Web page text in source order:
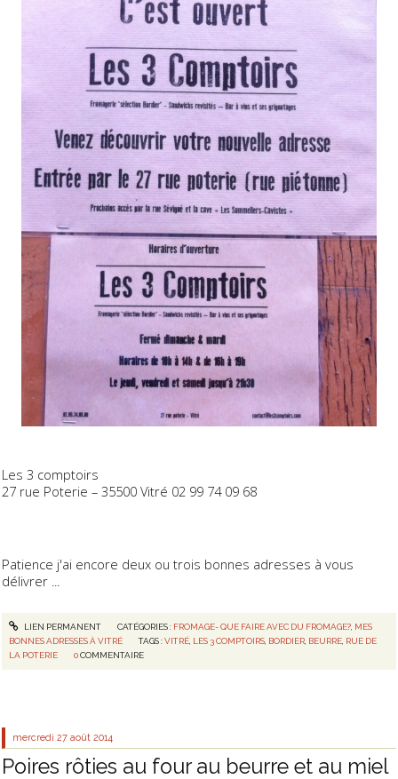
Les 3 comptoirs
27 rue Poterie – 35500 Vitré 02 99 74 09 68
Patience j'ai encore deux ou trois bonnes adresses à vous
délivrer ...
LIEN PERMANENT CATÉGORIES : FROMAGE- QUE FAIRE AVEC DU FROMAGE?, MES
BONNES ADRESSES À VITRÉ
TAGS :VITRÉ LES 3 COMPTOIRS BORDIER BEURRE RUE DE
LA POTERIE
0 COMMENTAIRE
mercredi 27 août 2014
Poires rôties au four au beurre et au miel